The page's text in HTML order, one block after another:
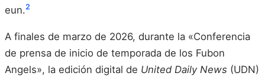
eun.2
A finales de marzo de 2026, durante la «Conferencia
de prensa de inicio de temporada de los Fubon
Angels», la edición digital de United Daily News (UDN)